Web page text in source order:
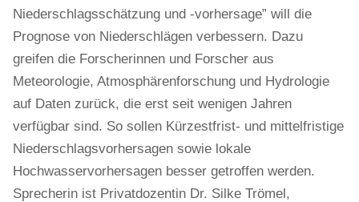
Niederschlagsschätzung und -vorhersage” will die
Prognose von Niederschlägen verbessern. Dazu
greifen die Forscherinnen und Forscher aus
Meteorologie, Atmosphärenforschung und Hydrologie
auf Daten zurück, die erst seit wenigen Jahren
verfügbar sind. So sollen Kürzestfrist- und mittelfristige
Niederschlagsvorhersagen sowie lokale
Hochwasservorhersagen besser getroffen werden.
Sprecherin ist Privatdozentin Dr. Silke Trömel,